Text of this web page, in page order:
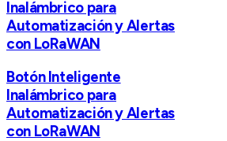
Inalámbrico para
Automatización y Alertas
con LoRaWAN
Botón Inteligente
Inalámbrico para
Automatización y Alertas
con LoRaWAN